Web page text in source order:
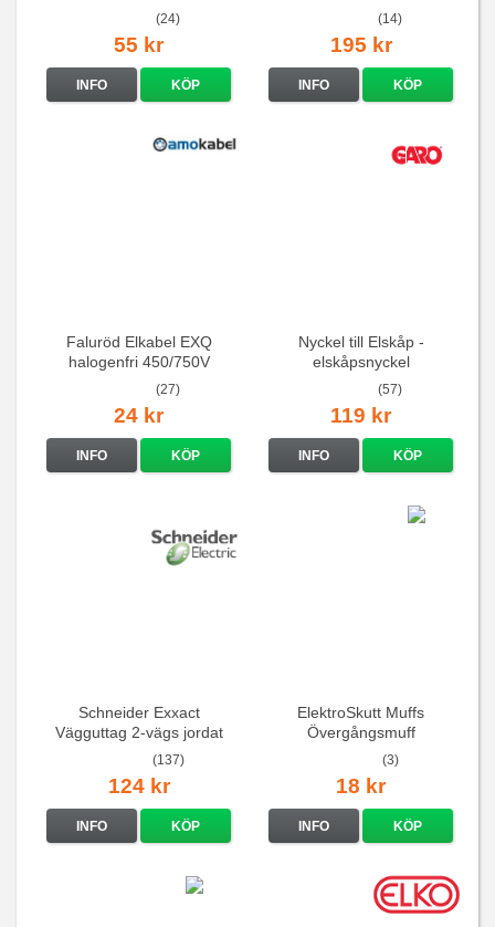
(24)
55 kr
INFO KÖP
(14)
195 kr
INFO KÖP
Faluröd Elkabel EXQ
halogenfri 450/750V
(27)
24 kr
INFO KÖP
Nyckel till Elskåp -
elskåpsnyckel
(57)
119 kr
INFO KÖP
Schneider Exxact
Vägguttag 2-vägs jordat
Vit standarduttag
(137)
124 kr
INFO KÖP
ElektroSkutt Muffs
Övergångsmuff
(3)
18 kr
INFO KÖP